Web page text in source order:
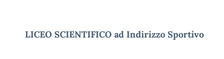
LICEO SCIENTIFICO ad Indirizzo Sportivo